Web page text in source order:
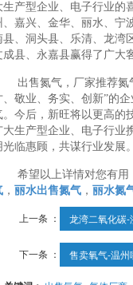
生产型企业、电子行业的
、嘉兴、金华、丽水、宁
县、洞头县、乐清、龙湾
成县、永嘉县赢得了广大
出售氮气，厂家推荐
、敬业、务实、创新”的
。今后，新旺将以更高的
大生产型企业、电子行业
光临惠顾，共谋行业发展
希望以上详情对您有
， 丽水出售氮气， 丽水氮
上一条 ： 龙湾二氧化碳-
下一条 ： 售卖氧气-温州